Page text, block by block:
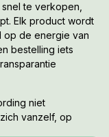
te verkopen,
Elk product wordt
op de energie van
bestelling iets
niet
vanzelf, op